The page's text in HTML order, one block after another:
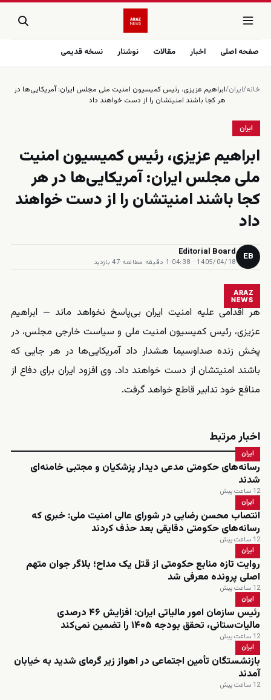
صفحه اصلی اخبار مقالات نوشتار نسخه قدیمی
خانه/ایران/ابراهیم عزیزی، رئیس کمیسیون امنیت ملی مجلس ایران: آمریکایی‌ها در
هر کجا باشند امنیتشان را از دست خواهند داد
ایران
ابراهیم عزیزی، رئیس کمیسیون امنیت
ملی مجلس ایران: آمریکایی‌ها در هر
کجا باشند امنیتشان را از دست خواهند
داد
EB
Editorial Board
1405/04/18 · 04:38
·1 دقیقه مطالعه ·47 بازدید
ARAZ
NEWS
هر اقدامی علیه امنیت ایران بی‌پاسخ نخواهد ماند — ابراهیم
عزیزی، رئیس کمیسیون امنیت ملی و سیاست خارجی مجلس، در
پخش زنده صداوسیما هشدار داد آمریکایی‌ها در هر جایی که
باشند امنیتشان از دست خواهند داد. وی افزود ایران برای دفاع از
منافع خود تدابیر قاطع خواهد گرفت.
اخبار مرتبط
ایران
رسانه‌های حکومتی مدعی دیدار پزشکیان و مجتبی خامنه‌ای
شدند
12 ساعت پیش
ایران
انتصاب محسن رضایی در شورای عالی امنیت ملی: خبری که
رسانه‌های حکومتی دقایقی بعد حذف کردند
12 ساعت پیش
ایران
روایت تازه منابع حکومتی از قتل یک مداح؛ بلاگر جوان متهم
اصلی پرونده معرفی شد
12 ساعت پیش
ایران
رئیس سازمان امور مالیاتی ایران: افزایش ۴۶ درصدی
مالیات‌ستانی، تحقق بودجه ۱۴۰۵ را تضمین نمی‌کند
12 ساعت پیش
ایران
بازنشستگان تأمین اجتماعی در اهواز زیر گرمای شدید به خیابان
آمدند
12 ساعت پیش